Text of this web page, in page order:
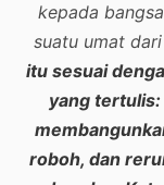
kepada
suatu umat
itu sesuai
yang tertulis:
roboh, dan